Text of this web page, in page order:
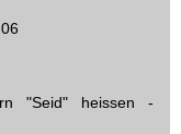
"Seid" heissen -